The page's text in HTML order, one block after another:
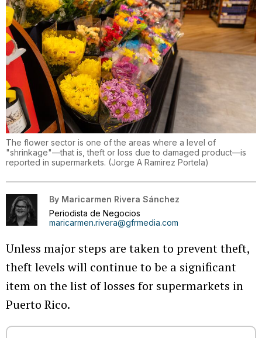
The flower sector is one of the areas where a level of
"shrinkage"—that is, theft or loss due to damaged product—is
reported in supermarkets. (Jorge A Ramirez Portela)
By Maricarmen Rivera Sánchez
Periodista de Negocios
maricarmen.rivera@gfrmedia.com
Unless major steps are taken to prevent theft,
theft levels will continue to be a significant
item on the list of losses for supermarkets in
Puerto Rico.